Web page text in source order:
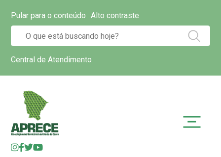
Pular para o conteúdo Alto contraste
Central de Atendimento